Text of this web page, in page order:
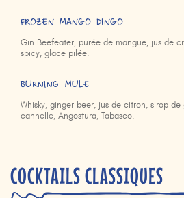
FROZEN MANGO DINGO
Gin Beefeater, purée de mangue, jus de
spicy, glace pilée.
BURNING MULE
Whisky, ginger beer, jus de citron, sirop de
cannelle, Angostura, Tabasco.
COCKTAILS CLASSIQUES